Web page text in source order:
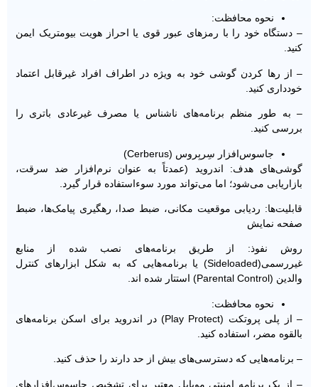
نحوه محافظت:
– دستگاه خود را با رمزهای عبور قوی یا احراز هویت بیومتریک ایمن
کنید.
– از رها کردن گوشی خود به ویژه در اطراف افراد غیرقابل اعتماد
خودداری کنید.
– به طور منظم برنامه‌های ناشناس یا مصرف غیرعادی باتری را
بررسی کنید.
جاسوس‌افزار سِربِروس (Cerberus)
گوشی‌های هدف: اندروید (عمدتاً به عنوان نرم‌افزار ضد سرقت،
بازاریابی می‌شود؛ اما می‌تواند مورد سوءاستفاده قرار گیرد.
قابلیت‌ها: ردیابی موقعیت مکانی، ضبط صدا، رهگیری پیامک‌ها، ضبط
صفحه نمایش
روش نفوذ: از طریق برنامه‌های نصب ‌شده از منابع
غیررسمی‌(Sideloaded) یا برنامه‌هایی که به شکل ابزارهای کنترل
والدین (Parental Control) استتار شده ‌اند.
نحوه محافظت:
– از پلی پروتکت (Play Protect) در اندروید برای اسکن برنامه‌های
بالقوه مضر، استفاده کنید.
– برنامه‌هایی که دسترسی‌های بیش از حد دارند را حذف کنید.
– از یک برنامه امنیتی موبایل معتبر برای تشخیص جاسوس‌افزارهای